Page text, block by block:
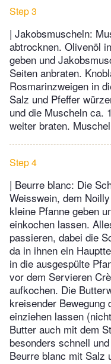
Step 3
| Jakobsmuscheln:
abtrocknen. Olivenöl
geben und
Seiten anbraten.
Rosmarinzweigen in
Salz und Pfeffer
und die Muscheln ca.
weiter braten.
Step 4
| Beurre blanc: Die
Weisswein, dem
kleine Pfanne geben
einkochen lassen.
passieren, dabei die
da in ihnen ein
in die ausgespülte
vor dem Servieren
aufkochen. Die
kreisender
einziehen lassen
Butter auch mit dem
besonders schnell
Beurre blanc mit Salz